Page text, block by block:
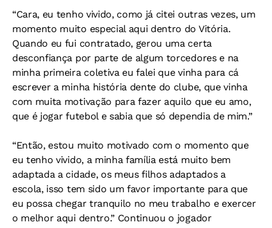
“Cara, eu tenho vivido, como já citei outras vezes, um
momento muito especial aqui dentro do Vitória.
Quando eu fui contratado, gerou uma certa
desconfiança por parte de algum torcedores e na
minha primeira coletiva eu falei que vinha para cá
escrever a minha história dente do clube, que vinha
com muita motivação para fazer aquilo que eu amo,
que é jogar futebol e sabia que só dependia de mim.”
“Então, estou muito motivado com o momento que
eu tenho vivido, a minha família está muito bem
adaptada a cidade, os meus filhos adaptados a
escola, isso tem sido um favor importante para que
eu possa chegar tranquilo no meu trabalho e exercer
o melhor aqui dentro.” Continuou o jogador